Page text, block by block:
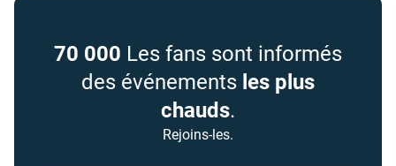
70 000 Les fans sont informés
des événements les plus
chauds.
Rejoins-les.